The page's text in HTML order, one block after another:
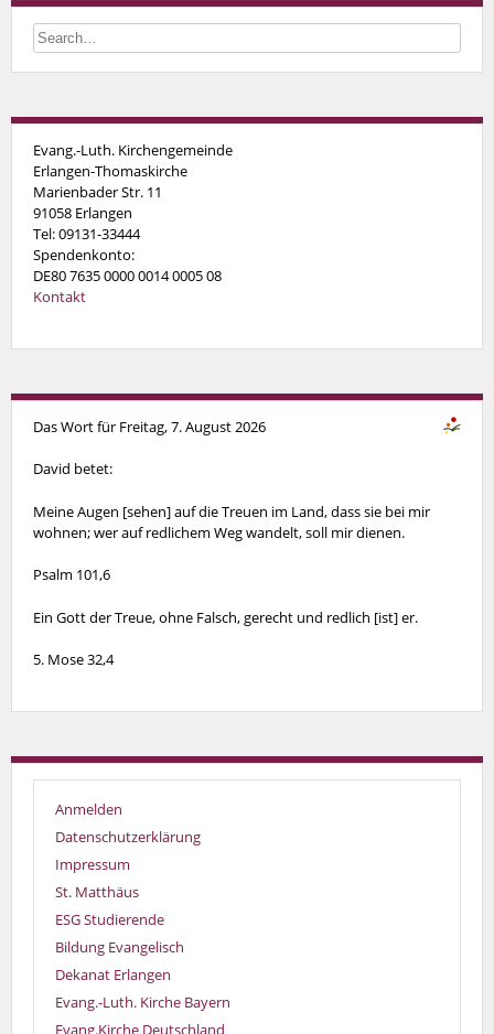
Evang.-Luth. Kirchengemeinde
Erlangen-Thomaskirche
Marienbader Str. 11
91058 Erlangen
Tel: 09131-33444
Spendenkonto:
DE80 7635 0000 0014 0005 08
Kontakt
Das Wort für Freitag, 7. August 2026
David betet:
Meine Augen [sehen] auf die Treuen im Land, dass sie bei mir
wohnen; wer auf redlichem Weg wandelt, soll mir dienen.
Psalm 101,6
Ein Gott der Treue, ohne Falsch, gerecht und redlich [ist] er.
5. Mose 32,4
Anmelden
Datenschutzerklärung
Impressum
St. Matthäus
ESG Studierende
Bildung Evangelisch
Dekanat Erlangen
Evang.-Luth. Kirche Bayern
Evang.Kirche Deutschland